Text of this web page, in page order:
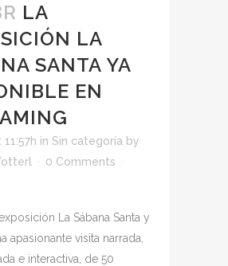
LA
LA
SANTA YA
EN
in Sin categoría by
0 Comments
La Sábana Santa y
apasionante visita narrada,
e interactiva, de 50